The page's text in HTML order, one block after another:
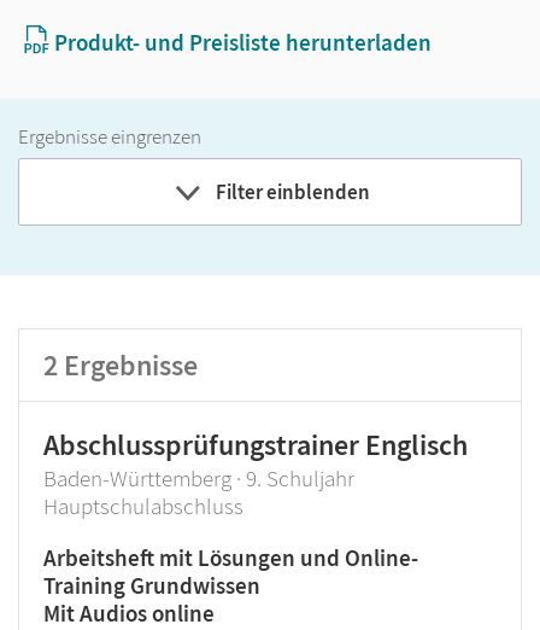
Produkt- und Preisliste herunterladen
Ergebnisse eingrenzen
Filter einblenden
Band
Klassenstufe
Produktart
2 Ergebnisse
Abschlussprüfungstrainer Englisch
Baden-Württemberg · 9. Schuljahr
Hauptschulabschluss
Arbeitsheft mit Lösungen und Online-
Training Grundwissen
Mit Audios online